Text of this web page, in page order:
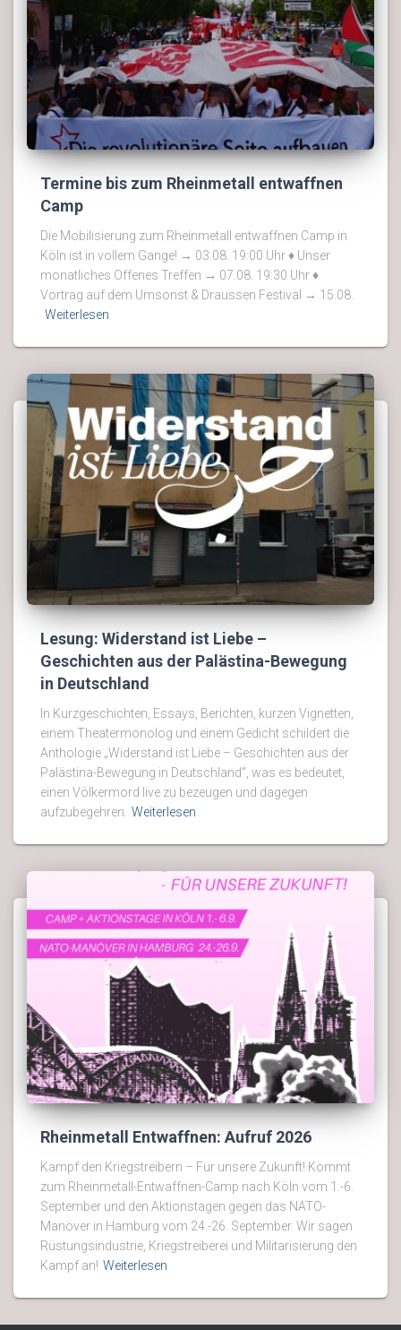
Termine bis zum Rheinmetall entwaffnen
Camp
Die Mobilisierung zum Rheinmetall entwaffnen Camp in
Köln ist in vollem Gange! → 03.08. 19:00 Uhr ♦ Unser
monatliches Offenes Treffen → 07.08. 19:30 Uhr ♦
Vortrag auf dem Umsonst & Draussen Festival → 15.08.
Weiterlesen
Lesung: Widerstand ist Liebe –
Geschichten aus der Palästina-Bewegung
in Deutschland
In Kurzgeschichten, Essays, Berichten, kurzen Vignetten,
einem Theatermonolog und einem Gedicht schildert die
Anthologie „Widerstand ist Liebe – Geschichten aus der
Palästina-Bewegung in Deutschland“, was es bedeutet,
einen Völkermord live zu bezeugen und dagegen
aufzubegehren. Weiterlesen
Rheinmetall Entwaffnen: Aufruf 2026
Kampf den Kriegstreibern – Für unsere Zukunft! Kommt
zum Rheinmetall-Entwaffnen-Camp nach Köln vom 1.-6.
September und den Aktionstagen gegen das NATO-
Manöver in Hamburg vom 24.-26. September. Wir sagen
Rüstungsindustrie, Kriegstreiberei und Militarisierung den
Kampf an! Weiterlesen